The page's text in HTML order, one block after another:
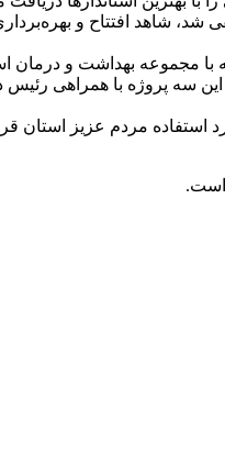
با مجموعه بهداشت و
است که به نمایندگی یکی از این سه
استفاده مردم عزیز استان